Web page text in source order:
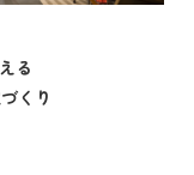
る
くり